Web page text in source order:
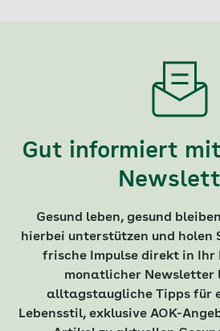
Gut informiert
Gesund leben, gesund
hierbei unterstützen und holen
frische Impulse direkt in Ihr
monatlicher Newsletter
alltagstaugliche Tipps für
Lebensstil, exklusive AOK-